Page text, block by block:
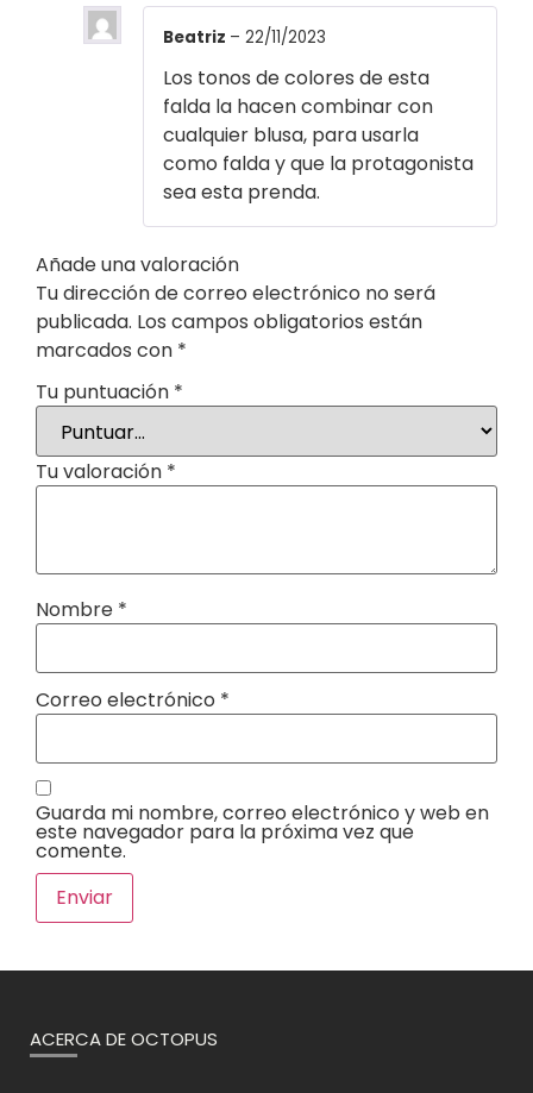
Beatriz – 22/11/2023
Los tonos de colores de esta
falda la hacen combinar con
cualquier blusa, para usarla
como falda y que la protagonista
sea esta prenda.
Añade una valoración
Tu dirección de correo electrónico no será
publicada. Los campos obligatorios están
marcados con *
Tu puntuación *
Tu valoración *
Nombre *
Correo electrónico *
Guarda mi nombre, correo electrónico y web en
este navegador para la próxima vez que
comente.
ACERCA DE OCTOPUS